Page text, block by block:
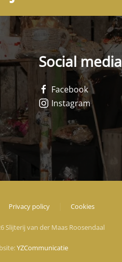
Social media
Facebook
Instagram
Privacy policy Cookies
Slijterij van der Maas Roosendaal
YZCommunicatie